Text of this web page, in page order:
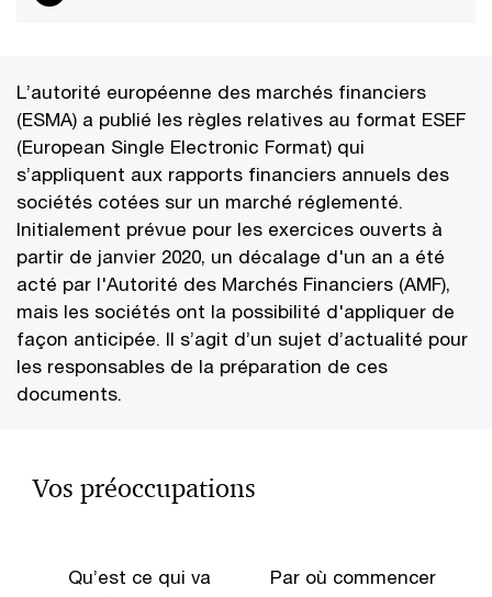
L’autorité européenne des marchés financiers
(ESMA) a publié les règles relatives au format ESEF
(European Single Electronic Format) qui
s’appliquent aux rapports financiers annuels des
sociétés cotées sur un marché réglementé.
Initialement prévue pour les exercices ouverts à
partir de janvier 2020, un décalage d'un an a été
acté par l'Autorité des Marchés Financiers (AMF),
mais les sociétés ont la possibilité d'appliquer de
façon anticipée. Il s’agit d’un sujet d’actualité pour
les responsables de la préparation de ces
documents.
Vos préoccupations
Qu’est ce qui va
Par où commencer